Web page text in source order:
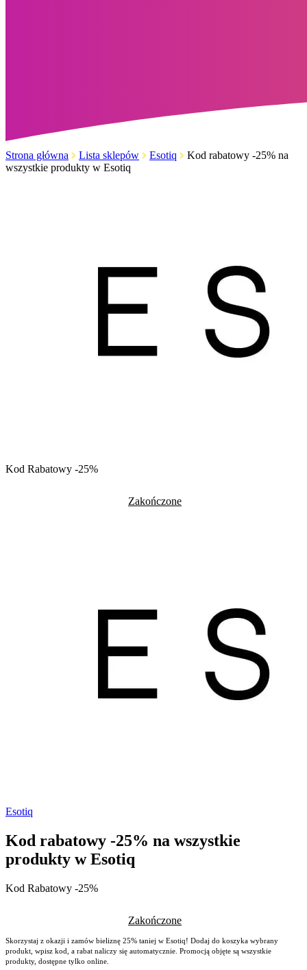
Strona główna Lista sklepów Esotiq
Kod rabatowy -25% na
wszystkie produkty w Esotiq
Kod Rabatowy -25%
Zakończone
Esotiq
Kod rabatowy -25% na wszystkie
produkty w Esotiq
Kod Rabatowy -25%
Zakończone
Skorzystaj z okazji i zamów bieliznę 25% taniej w Esotiq! Dodaj do koszyka wybrany
produkt, wpisz kod, a rabat naliczy się automatycznie. Promocją objęte są wszystkie
produkty, dostępne tylko online.